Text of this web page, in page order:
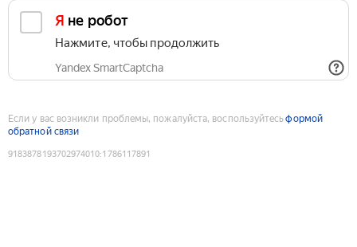
Я не робот
Нажмите, чтобы продолжить
Yandex SmartCaptcha
Если у вас возникли проблемы, пожалуйста, воспользуйтесьформой
обратной связи
9183878193702974010:1786117891